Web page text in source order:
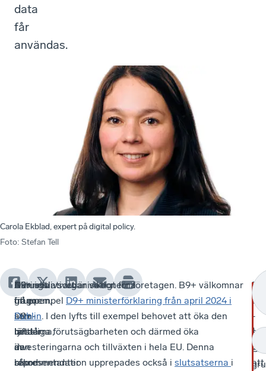
data
får
användas.
Carola Ekblad, expert på digital policy.
Foto: Stefan Tell
D9+
gruppen,
som
består
av
representanter
Aktuella
frågor
att
lyfta
är
bland
Näringslivsorganisationerna
i
D9+-
länderna,
den
så
D9+ initiativet är viktigt för företagen. B9+ välkomnar
till exempel D9+ ministerförklaring från april 2024 i
Dublin. I den lyfts till exempel behovet att öka den
rättsliga förutsägbarheten och därmed öka
investeringarna och tillväxten i hela EU. Denna
rekommendation upprepades också i slutsatserna i
bör
i
att
-
-
-
1